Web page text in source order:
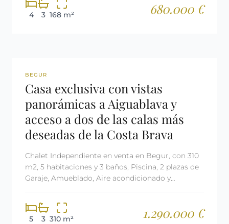
4 3 168 m² 680.000 €
REF: 2640
BEGUR
Casa exclusiva con vistas
panorámicas a Aiguablava y
acceso a dos de las calas más
deseadas de la Costa Brava
Chalet Independiente en venta en Begur, con 310
m2, 5 habitaciones y 3 baños, Piscina, 2 plazas de
Garaje, Amueblado, Aire acondicionado y
5 3 310 m² 1.290.000 €